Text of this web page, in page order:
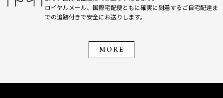
ロイヤルメール、国際宅配便ともに確実に到着するご自宅配達ま
での追跡付きで安全にお送りします。
MORE